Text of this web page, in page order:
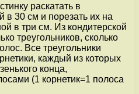
раскатать в
в 30 см и порезать их на
в три см. Из кондитерской
треугольников, сколько
Все треугольники
каждый из которых
конца,
(1 корнетик=1 полоса